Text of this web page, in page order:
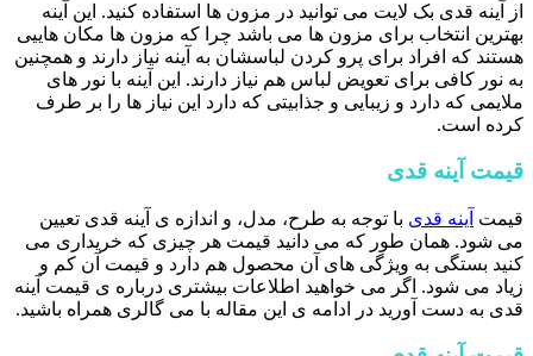
از آینه قدی بک لایت می توانید در مزون ها استفاده کنید. این آینه
بهترین انتخاب برای مزون ها می باشد چرا که مزون ها مکان هاییی
هستند که افراد برای پرو کردن لباسشان به آینه نیاز دارند و همچنین
به نور کافی برای تعویض لباس هم نیاز دارند. این آینه با نور های
ملایمی که دارد و زیبایی و جذابیتی که دارد این نیاز ها را بر طرف
کرده است.
قیمت آینه قدی
قیمت آینه قدی با توجه به طرح، مدل، و اندازه ی آینه قدی تعیین
می شود. همان طور که می دانید قیمت هر چیزی که خریداری می
کنید بستگی به ویژگی های آن محصول هم دارد و قیمت آن کم و
زیاد می شود. اگر می خواهید اطلاعات بیشتری درباره ی قیمت آینه
قدی به دست آورید در ادامه ی این مقاله با می گالری همراه باشید.